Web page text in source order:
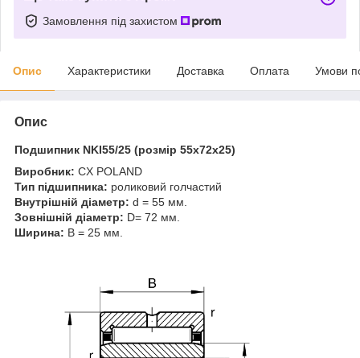
Замовлення під захистом
Опис Характеристики Доставка Оплата Умови
Опис
Подшипник NKI55/25 (розмір 55x72x25)
Виробник: CX POLAND
Тип підшипника: роликовий голчастий
Внутрішній діаметр: d = 55 мм.
Зовнішній діаметр: D= 72 мм.
Ширина: B = 25 мм.